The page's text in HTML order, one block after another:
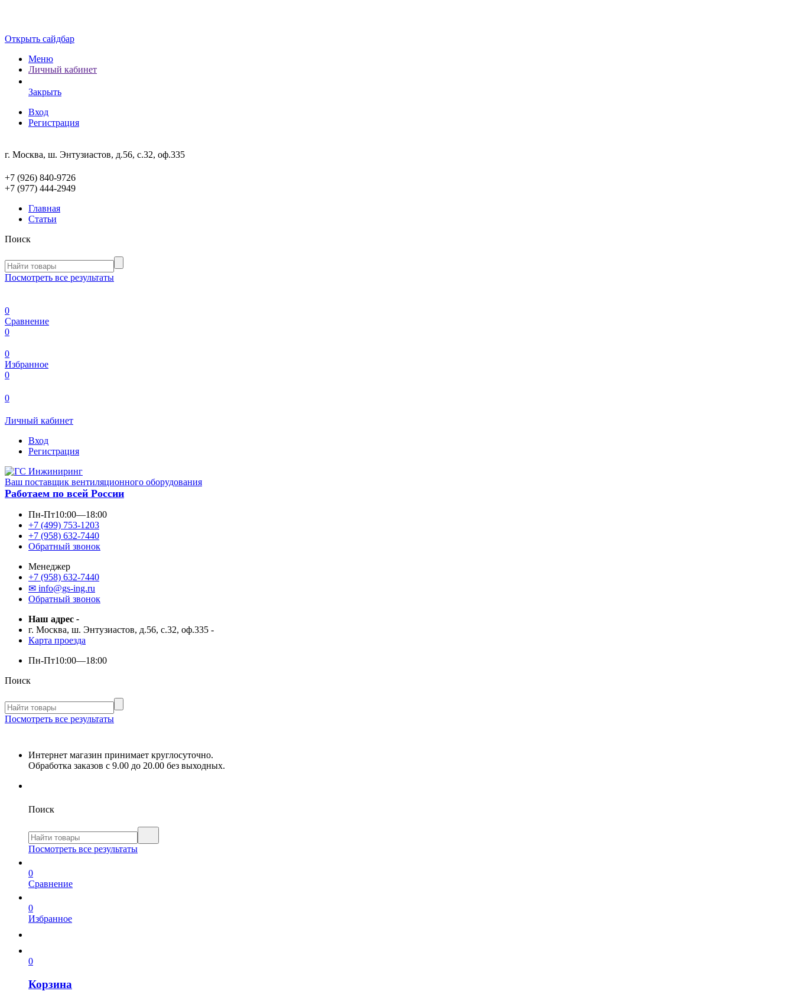
Открыть сайдбар
Меню
Личный кабинет
Закрыть
Вход
Регистрация
г. Москва, ш. Энтузиастов, д.56, с.32, оф.335
+7 (926) 840-9726
+7 (977) 444-2949
Главная
Статьи
Поиск
Посмотреть все результаты
0
Сравнение
0
0
Избранное
0
0
Личный кабинет
Вход
Регистрация
Ваш поставщик вентиляционного оборудования
Работаем по всей России
Пн-Пт10:00—18:00
+7 (499) 753-1203
+7 (958) 632-7440
Обратный звонок
Менеджер
+7 (958) 632-7440
✉ info@gs-ing.ru
Обратный звонок
Наш адрес -
г. Москва, ш. Энтузиастов, д.56, с.32, оф.335 -
Карта проезда
Пн-Пт10:00—18:00
Поиск
Посмотреть все результаты
Интернет магазин принимает круглосуточно.
Обработка заказов с 9.00 до 20.00 без выходных.
Поиск
Посмотреть все результаты
0
Сравнение
0
Избранное
0
Корзина